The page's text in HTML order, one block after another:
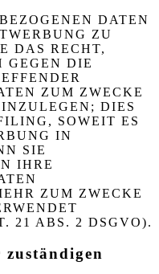
DATEN
ZU
DAS RECHT,
GEGEN DIE
ZUM ZWECKE
DIES
SOWEIT ES
IN
SIE
IHRE
ZUM ZWECKE
21 ABS. 2 DSGVO).
zuständigen